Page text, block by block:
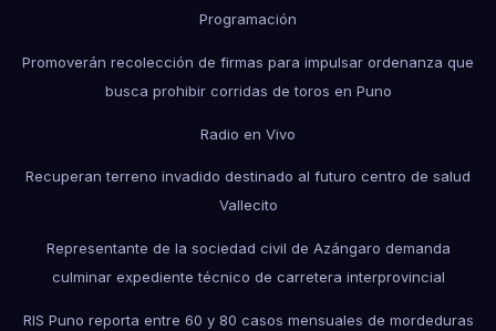
Programación
Promoverán recolección de firmas para impulsar ordenanza que
busca prohibir corridas de toros en Puno
Radio en Vivo
Recuperan terreno invadido destinado al futuro centro de salud
Vallecito
Representante de la sociedad civil de Azángaro demanda
culminar expediente técnico de carretera interprovincial
RIS Puno reporta entre 60 y 80 casos mensuales de mordeduras